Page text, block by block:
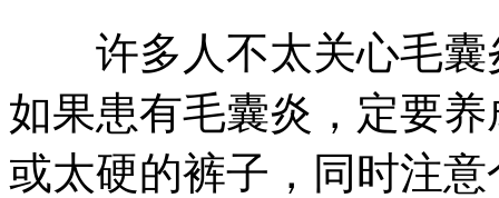
许多人不太关心毛囊
如果患有毛囊炎，定要
或太硬的裤子，同时注